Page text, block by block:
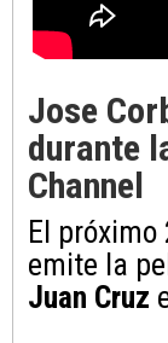
Jose
durante
Channel
El
emite la
Juan Cruz